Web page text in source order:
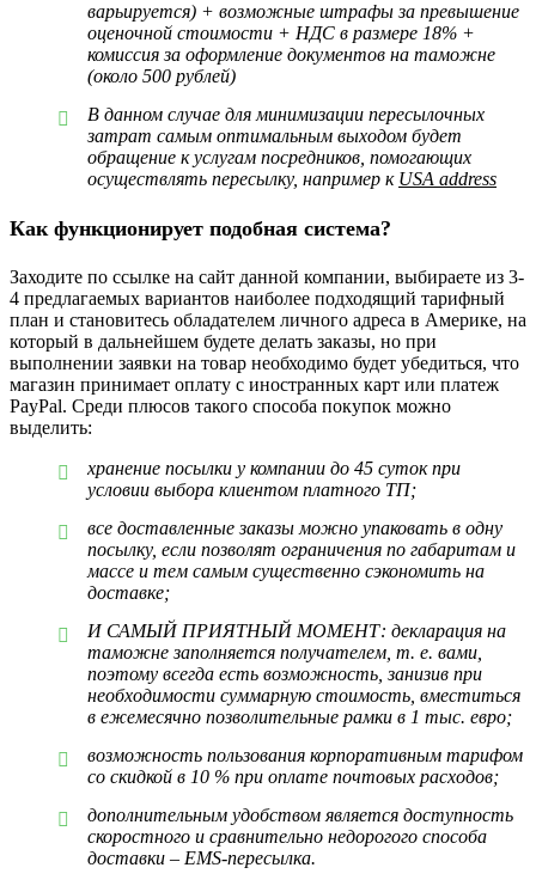
варьируется) + возможные штрафы за превышение
оценочной стоимости + НДС в размере 18% +
комиссия за оформление документов на таможне
(около 500 рублей)
В данном случае для минимизации пересылочных
затрат самым оптимальным выходом будет
обращение к услугам посредников, помогающих
осуществлять пересылку, например к USA address
Как функционирует подобная система?
Заходите по ссылке на сайт данной компании, выбираете из 3-
4 предлагаемых вариантов наиболее подходящий тарифный
план и становитесь обладателем личного адреса в Америке, на
который в дальнейшем будете делать заказы, но при
выполнении заявки на товар необходимо будет убедиться, что
магазин принимает оплату с иностранных карт или платеж
PayPal. Среди плюсов такого способа покупок можно
выделить:
хранение посылки у компании до 45 суток при
условии выбора клиентом платного ТП;
все доставленные заказы можно упаковать в одну
посылку, если позволят ограничения по габаритам и
массе и тем самым существенно сэкономить на
доставке;
И САМЫЙ ПРИЯТНЫЙ МОМЕНТ: декларация на
таможне заполняется получателем, т. е. вами,
поэтому всегда есть возможность, занизив при
необходимости суммарную стоимость, вместиться
в ежемесячно позволительные рамки в 1 тыс. евро;
возможность пользования корпоративным тарифом
со скидкой в 10 % при оплате почтовых расходов;
дополнительным удобством является доступность
скоростного и сравнительно недорогого способа
доставки – EMS-пересылка.